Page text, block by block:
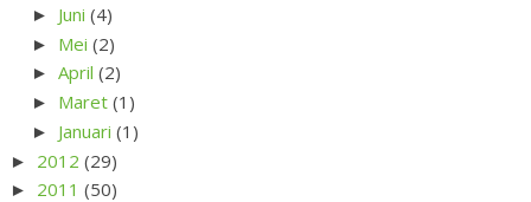
► Juni (4)
► Mei (2)
► April (2)
► Maret (1)
► Januari (1)
► 2012 (29)
► 2011 (50)